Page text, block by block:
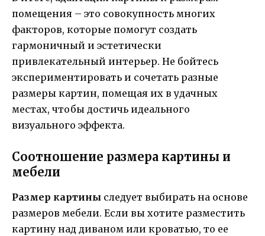
помещения – это совокупность многих
факторов, которые помогут создать
гармоничный и эстетически
привлекательный интерьер. Не бойтесь
экспериментировать и сочетать разные
размеры картин, помещая их в удачных
местах, чтобы достичь идеального
визуального эффекта.
Соотношение размера картины и
мебели
Размер картины следует выбирать на основе
размеров мебели. Если вы хотите разместить
картину над диваном или кроватью, то ее